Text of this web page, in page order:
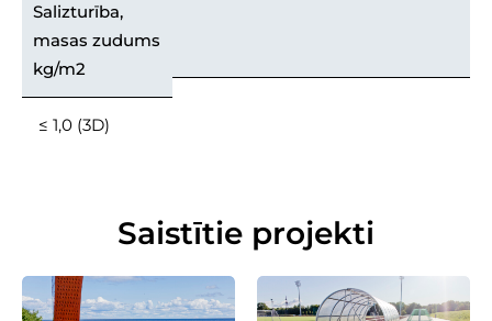
Salizturība,
masas zudums
kg/m2
≤ 1,0 (3D)
Saistītie projekti